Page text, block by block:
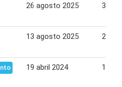
26 agosto 2025 31
13 agosto 2025 26
19 abril 2024 12